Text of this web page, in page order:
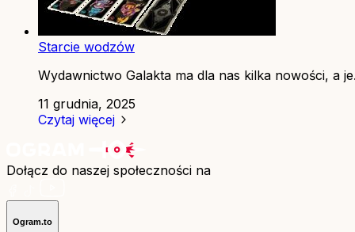
Starcie wodzów
Wydawnictwo Galakta ma dla nas kilka nowości, a
11 grudnia, 2025
Czytaj więcej
Dołącz do naszej społeczności na
Ogram.to